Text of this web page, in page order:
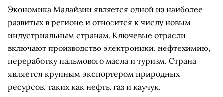
Экономика Малайзии является одной из наиболее
развитых в регионе и относится к числу новым
индустриальным странам. Ключевые отрасли
включают производство электроники, нефтехимию,
переработку пальмового масла и туризм. Страна
является крупным экспортером природных
ресурсов, таких как нефть, газ и каучук.